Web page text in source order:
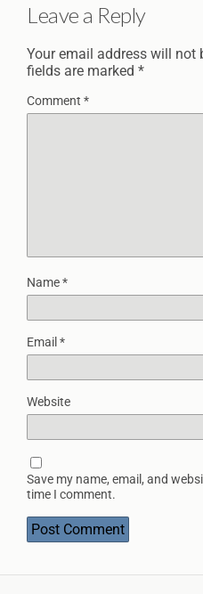
Leave a Reply
Your email address will not
fields are marked *
Comment *
Name*
Email *
Website
Save my name, email, and
time I comment.